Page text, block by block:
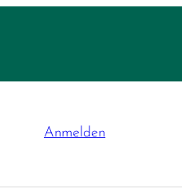
Anmelden